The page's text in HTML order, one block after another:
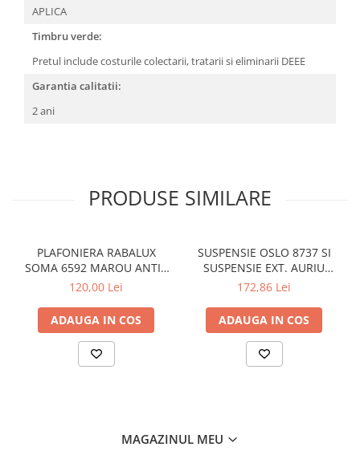
APLICA
Timbru verde:
Pretul include costurile colectarii, tratarii si eliminarii DEEE
Garantia calitatii:
2 ani
PRODUSE SIMILARE
PLAFONIERA RABALUX
SOMA 6592 MAROU ANTIC
CREM E14 2X40W 350MM
120,00 Lei
ADAUGA IN COS
SUSPENSIE OSLO 8737 SI
SUSPENSIE EXT. AURIU
ANTIC TRANSPARENT E27
172,86 Lei
ADAUGA IN COS
MAGAZINUL MEU